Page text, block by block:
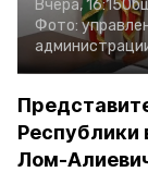
Вчера, 16:15
Фото:
Республики
Лом-